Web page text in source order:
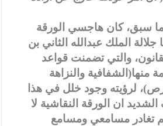
سبق، كان هاجسي الورقة
جلالة الملك عبدالله الثاني بن
والتي تضمنت قواعد
والنزاهة
لرؤيته وجود خلل في هذا
ان الورقة النقاشية لا
تغادر مسامعي ومسامع